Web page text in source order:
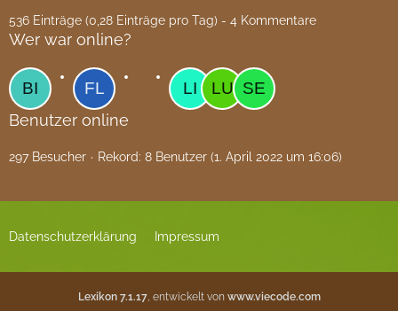
536 Einträge (0,28 Einträge pro Tag) - 4 Kommentare
Wer war online?
Benutzer online
297 Besucher Rekord: 8 Benutzer (1. April 2022 um 16:06)
Datenschutzerklärung Impressum
Lexikon 7.1.17, entwickelt von www.viecode.com